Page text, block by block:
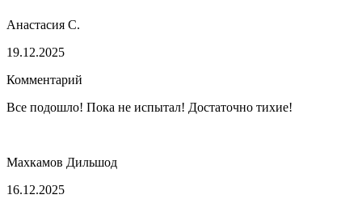
Анастасия С.
19.12.2025
Комментарий
Все подошло! Пока не испытал! Достаточно тихие!
Махкамов Дильшод
16.12.2025